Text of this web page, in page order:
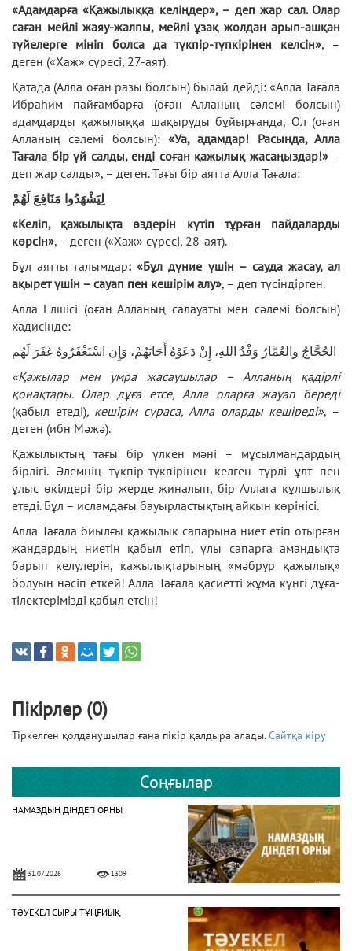
«Адамдарға «Қажылыққа келіңдер», – деп жар сал. Олар
саған мейлі жаяу-жалпы, мейлі ұзақ жолдан арып-ашқан
түйелерге мініп болса да түкпір-түпкірінен келсін», –
деген («Хаж» сүресі, 27-аят).
Қатада (Алла оған разы болсын) былай дейді: «Алла Тағала
Ибраһим пайғамбарға (оған Алланың сәлемі болсын)
адамдарды қажылыққа шақыруды бұйырғанда, Ол (оған
Алланың сәлемі болсын): «Уа, адамдар! Расында, Алла
Тағала бір үй салды, енді соған қажылық жасаңыздар!»–
деп жар салды», – деген. Тағы бір аятта Алла Тағала:
لِيَشْهَدُوا مَنَافِعَ لَهُمْ
«Келіп, қажылықта өздерін күтіп тұрған пайдаларды
көрсін», – деген («Хаж» сүресі, 28-аят).
Бұл аятты ғалымдар: «Бұл дүние үшін – сауда жасау, ал
ақырет үшін – сауап пен кешірім алу», – деп түсіндірген.
Алла Елшісі (оған Алланың салауаты мен сәлемі болсын)
хадисінде:
الحُجَّاجُ والعُمَّارُ وَفْدُ اللهِ، إِنْ دَعَوْهُ أَجَابَهُمْ، وَإِن اسْتَغْفَرُوهُ غَفَرَ لَهُم
«Қажылар мен умра жасаушылар – Алланың қадірлі
қонақтары. Олар дұға етсе, Алла оларға жауап береді
(қабыл етеді), кешірім сұраса, Алла оларды кешіреді», –
деген (ибн Мәжә).
Қажылықтың тағы бір үлкен мәні – мұсылмандардың
бірлігі. Әлемнің түкпір-түкпірінен келген түрлі ұлт пен
ұлыс өкілдері бір жерде жиналып, бір Аллаға құлшылық
етеді. Бұл – исламдағы бауырластықтың айқын көрінісі.
Алла Тағала биылғы қажылық сапарына ниет етіп отырған
жандардың ниетін қабыл етіп, ұлы сапарға амандықта
барып келулерін, қажылықтарының «мәбрур қажылық»
болуын нәсіп еткей! Алла Тағала қасиетті жұма күнгі дұға-
тілектерімізді қабыл етсін!
Пікірлер (0)
Тіркелген қолданушылар ғана пікір қалдыра алады.Сайтқа кіру
Соңғылар
НАМАЗДЫҢ ДІНДЕГІ ОРНЫ
31.07.2026 1309
ТӘУЕКЕЛ СЫРЫ ТҰҢҒИЫҚ